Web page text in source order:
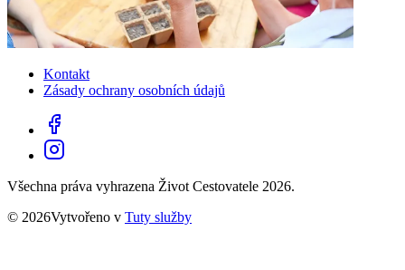
Kontakt
Zásady ochrany osobních údajů
Všechna práva vyhrazena Život Cestovatele 2026.
© 2026Vytvořeno v Tuty služby